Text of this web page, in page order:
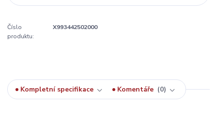
Číslo
produktu:
X993442502000
Kompletní specifikace Komentáře 0